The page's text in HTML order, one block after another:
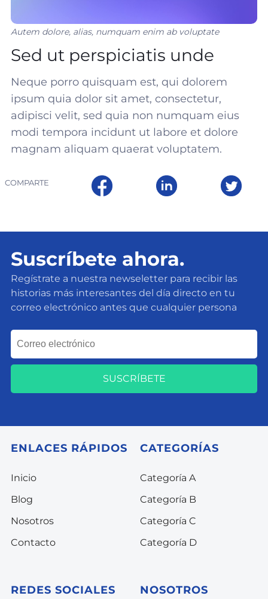
Autem dolore, alias, numquam enim ab voluptate
Sed ut perspiciatis unde
Neque porro quisquam est, qui dolorem
ipsum quia dolor sit amet, consectetur,
adipisci velit, sed quia non numquam eius
modi tempora incidunt ut labore et dolore
magnam aliquam quaerat voluptatem.
COMPARTE
Suscríbete ahora.
Regístrate a nuestra newseletter para recibir las
historias más interesantes del día directo en tu
correo electrónico antes que cualquier persona
SUSCRÍBETE
ENLACES RÁPIDOS
Inicio
Blog
Nosotros
Contacto
CATEGORÍAS
Categoría A
Categoría B
Categoría C
Categoría D
REDES SOCIALES NOSOTROS